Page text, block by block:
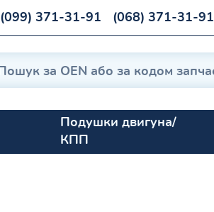
(099) 371-31-91 (068) 371-31-91
Подушки двигуна/
КПП